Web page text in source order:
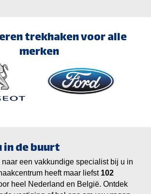
trekhaken voor alle
merken
de buurt
naar een vakkundige specialist bij u in
heeft maar liefst
heel Nederland en België. Ontdek